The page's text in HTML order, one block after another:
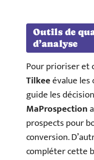
Outils de
d’analyse
Pour prioriser et
Tilkeeévalue
guide les
MaProspection
prospects pour
conversion.
compléter cette